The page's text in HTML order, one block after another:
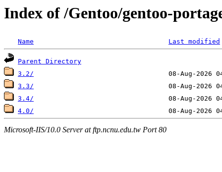
Index of /Gentoo/gentoo-
Name Last modified
Parent Directory
3.2/
3.3/
3.4/
4.0/
Microsoft-IIS/10.0 Server at ftp.ncnu.edu.tw Port 80